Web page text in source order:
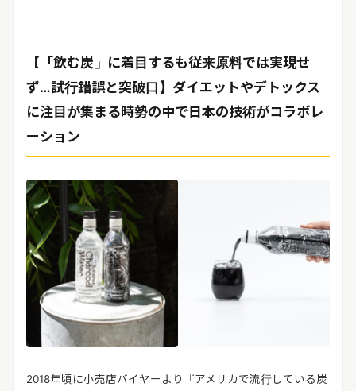
【「飲む炭」に着目するも従来原料では実現せ
ず…試行錯誤と突破口】ダイエットやデトックス
に注目が集まる時勢の中で日本の技術がコラボレ
ーション
2018年頃に小売店バイヤーより『アメリカで流行している炭